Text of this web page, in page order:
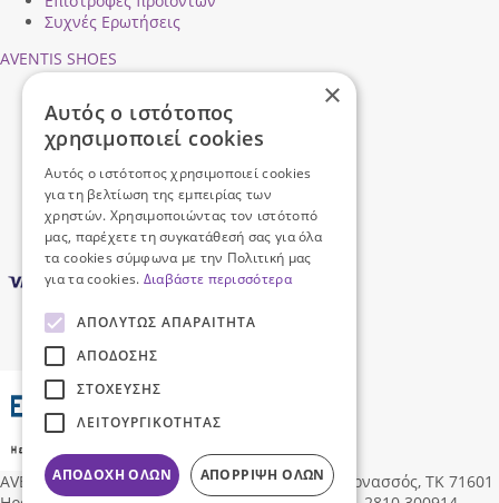
Συχνές Ερωτήσεις
AVENTIS SHOES
Ασφάλεια Συναλλαγών
Προσωπικά Δεδομένα
Όροι Χρήσης
AVENTIS SHOESΔ/νση: Ηροδότου 96, Νέα Αλικαρνασσός, ΤΚ 71601
×
Αυτός ο ιστότοπος
χρησιμοποιεί cookies
Αυτός ο ιστότοπος χρησιμοποιεί cookies
για τη βελτίωση της εμπειρίας των
χρηστών. Χρησιμοποιώντας τον ιστότοπό
μας, παρέχετε τη συγκατάθεσή σας για όλα
τα cookies σύμφωνα με την Πολιτική μας
για τα cookies. Διαβάστε περισσότερα
ΑΠΟΛΎΤΩΣ ΑΠΑΡΑΊΤΗΤΑ
ΑΠΌΔΟΣΗΣ
ΣΤΌΧΕΥΣΗΣ
ΛΕΙΤΟΥΡΓΙΚΌΤΗΤΑΣ
ΑΠΟΔΟΧΉ ΌΛΩΝ ΑΠΌΡΡΙΨΗ ΌΛΩΝ